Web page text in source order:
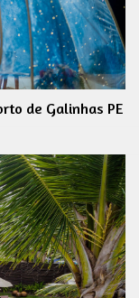
de Galinhas PE